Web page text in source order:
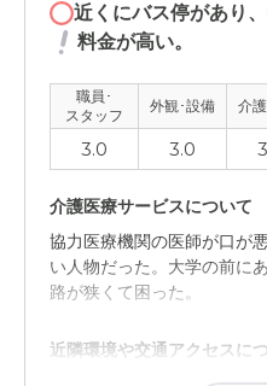
近くにバス停があり
料金が高い。
職員･
スタッフ
外観･設備 介
3.0 3.0
介護医療サービスについて
協力医療機関の医師が口が
い人物だった。大学の前に
路が狭くて困った。
近隣環境や交通アクセスに